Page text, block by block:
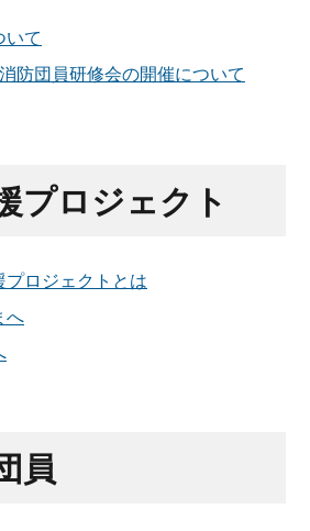
いて
防団員研修会の開催について
プロジェクト
ロジェクトとは
へ
員